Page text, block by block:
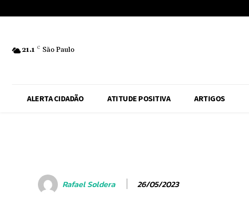
21.1 C São Paulo
ALERTA CIDADÃO ATITUDE POSITIVA ARTIGOS
Rafael Soldera 26/05/2023